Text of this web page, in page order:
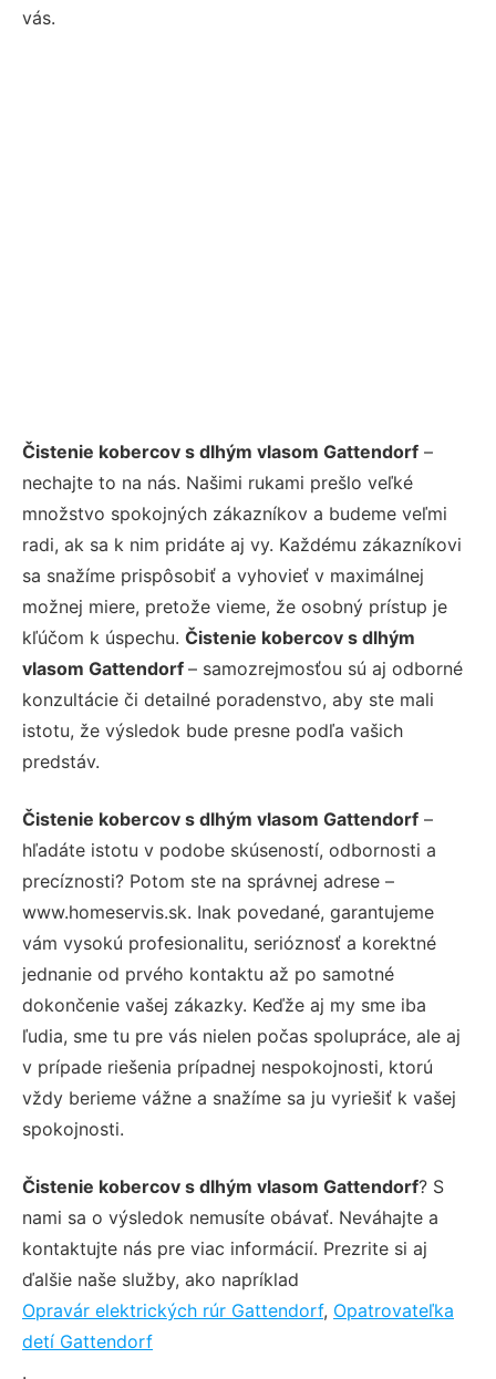
vás.
Čistenie kobercov s dlhým vlasom Gattendorf –
nechajte to na nás. Našimi rukami prešlo veľké
množstvo spokojných zákazníkov a budeme veľmi
radi, ak sa k nim pridáte aj vy. Každému zákazníkovi
sa snažíme prispôsobiť a vyhovieť v maximálnej
možnej miere, pretože vieme, že osobný prístup je
kľúčom k úspechu. Čistenie kobercov s dlhým
vlasom Gattendorf – samozrejmosťou sú aj odborné
konzultácie či detailné poradenstvo, aby ste mali
istotu, že výsledok bude presne podľa vašich
predstáv.
Čistenie kobercov s dlhým vlasom Gattendorf –
hľadáte istotu v podobe skúseností, odbornosti a
precíznosti? Potom ste na správnej adrese –
www.homeservis.sk. Inak povedané, garantujeme
vám vysokú profesionalitu, serióznosť a korektné
jednanie od prvého kontaktu až po samotné
dokončenie vašej zákazky. Keďže aj my sme iba
ľudia, sme tu pre vás nielen počas spolupráce, ale aj
v prípade riešenia prípadnej nespokojnosti, ktorú
vždy berieme vážne a snažíme sa ju vyriešiť k vašej
spokojnosti.
Čistenie kobercov s dlhým vlasom Gattendorf? S
nami sa o výsledok nemusíte obávať. Neváhajte a
kontaktujte nás pre viac informácií. Prezrite si aj
ďalšie naše služby, ako napríklad
Opravár elektrických rúr Gattendorf, Opatrovateľka
detí Gattendorf
.